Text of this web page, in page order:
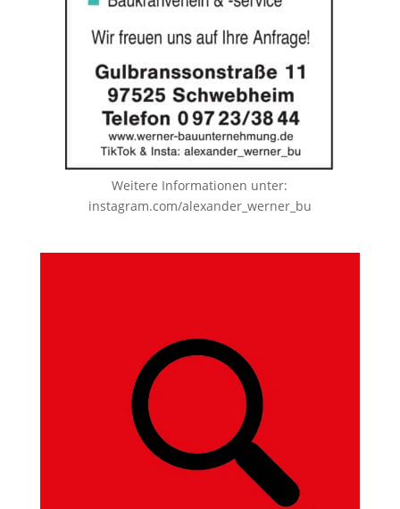
Weitere Informationen unter:
instagram.com/alexander_werner_bu